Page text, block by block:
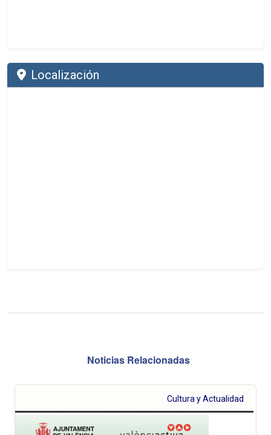
Localización
Noticias Relacionadas
Cultura y Actualidad